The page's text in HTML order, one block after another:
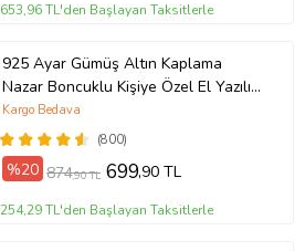
653,96 TL'den Başlayan Taksitlerle
925 Ayar Gümüş Altın Kaplama
Nazar Boncuklu Kişiye Özel El Yazılı
Kolye (Sarı)
(800)
Kargo Bedava
%20 874,90 TL 699,90 TL
254,29 TL'den Başlayan Taksitlerle